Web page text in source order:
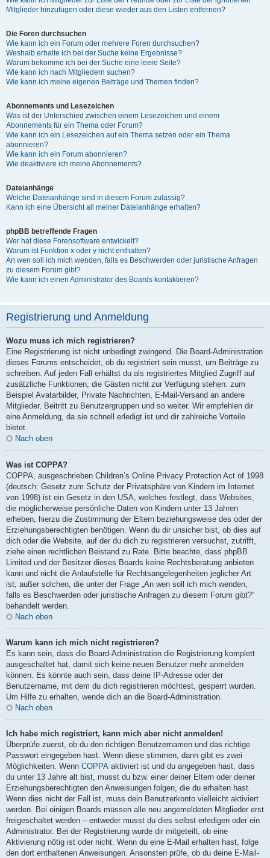
Mitglieder hinzufügen oder diese wieder aus den Listen entfernen?
Die Foren durchsuchen
Wie kann ich ein Forum oder mehrere Foren durchsuchen?
Weshalb erhalte ich bei der Suche keine Ergebnisse?
Warum bekomme ich bei der Suche eine leere Seite?
Wie kann ich nach Mitgliedern suchen?
Wie kann ich meine eigenen Beiträge und Themen finden?
Abonnements und Lesezeichen
Was ist der Unterschied zwischen einem Lesezeichen und einem
Abonnements für ein Thema oder Forum?
Wie kann ich ein Lesezeichen auf ein Thema setzen oder ein Thema
abonnieren?
Wie kann ich ein Forum abonnieren?
Wie deaktiviere ich meine Abonnements?
Dateianhänge
Welche Dateianhänge sind in diesem Forum zulässig?
Kann ich eine Übersicht all meiner Dateianhänge erhalten?
phpBB betreffende Fragen
Wer hat diese Forensoftware entwickelt?
Warum ist Funktion x oder y nicht enthalten?
An wen soll ich mich wenden, falls es Beschwerden oder juristische Anfragen
zu diesem Forum gibt?
Wie kann ich einen Administrator des Boards kontaktieren?
Registrierung und Anmeldung
Wozu muss ich mich registrieren?
Eine Registrierung ist nicht unbedingt zwingend. Die Board-Administration
dieses Forums entscheidet, ob du registriert sein musst, um Beiträge zu
schreiben. Auf jeden Fall erhältst du als registriertes Mitglied Zugriff auf
zusätzliche Funktionen, die Gästen nicht zur Verfügung stehen: zum
Beispiel Avatarbilder, Private Nachrichten, E-Mail-Versand an andere
Mitglieder, Beitritt zu Benutzergruppen und so weiter. Wir empfehlen dir
eine Anmeldung, da sie schnell erledigt ist und dir zahlreiche Vorteile
bietet.
Nach oben
Was ist COPPA?
COPPA, ausgeschrieben Children’s Online Privacy Protection Act of 1998
(deutsch: Gesetz zum Schutz der Privatsphäre von Kindern im Internet
von 1998) ist ein Gesetz in den USA, welches festlegt, dass Websites,
die möglicherweise persönliche Daten von Kindern unter 13 Jahren
erheben, hierzu die Zustimmung der Eltern beziehungsweise des oder der
Erziehungsberechtigten benötigen. Wenn du dir unsicher bist, ob dies auf
dich oder die Website, auf der du dich zu registrieren versuchst, zutrifft,
ziehe einen rechtlichen Beistand zu Rate. Bitte beachte, dass phpBB
Limited und der Besitzer dieses Boards keine Rechtsberatung anbieten
kann und nicht die Anlaufstelle für Rechtsangelegenheiten jeglicher Art
ist; außer solchen, die unter der Frage „An wen soll ich mich wenden,
falls es Beschwerden oder juristische Anfragen zu diesem Forum gibt?“
behandelt werden.
Nach oben
Warum kann ich mich nicht registrieren?
Es kann sein, dass die Board-Administration die Registrierung komplett
ausgeschaltet hat, damit sich keine neuen Benutzer mehr anmelden
können. Es könnte auch sein, dass deine IP-Adresse oder der
Benutzername, mit dem du dich registrieren möchtest, gesperrt wurden.
Um Hilfe zu erhalten, wende dich an die Board-Administration.
Nach oben
Ich habe mich registriert, kann mich aber nicht anmelden!
Überprüfe zuerst, ob du den richtigen Benutzernamen und das richtige
Passwort eingegeben hast. Wenn diese stimmen, dann gibt es zwei
Möglichkeiten. Wenn COPPA aktiviert ist und du angegeben hast, dass
du unter 13 Jahre alt bist, musst du bzw. einer deiner Eltern oder deiner
Erziehungsberechtigten den Anweisungen folgen, die du erhalten hast.
Wenn dies nicht der Fall ist, muss dein Benutzerkonto vielleicht aktiviert
werden. Bei einigen Boards müssen alle neu angemeldeten Mitglieder erst
freigeschaltet werden – entweder musst du dies selbst erledigen oder ein
Administrator. Bei der Registrierung wurde dir mitgeteilt, ob eine
Aktivierung nötig ist oder nicht. Wenn du eine E-Mail erhalten hast, folge
den dort enthaltenen Anweisungen. Ansonsten prüfe, ob du deine E-Mail-